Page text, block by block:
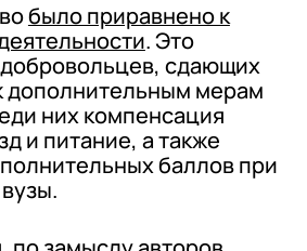
было приравнено к
. Это
сдающих
дополнительным мерам
них компенсация
и питание, а также
баллов при